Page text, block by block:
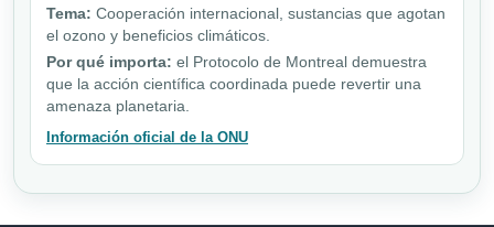
Tema: Cooperación internacional, sustancias que agotan
el ozono y beneficios climáticos.
Por qué importa: el Protocolo de Montreal demuestra
que la acción científica coordinada puede revertir una
amenaza planetaria.
Información oficial de la ONU